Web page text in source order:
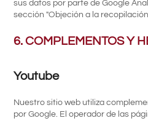
sus datos por parte de Google
sección "Objeción a la
6. COMPLEMENTOS Y
Youtube
Nuestro sitio web utiliza
por Google. El operador de las